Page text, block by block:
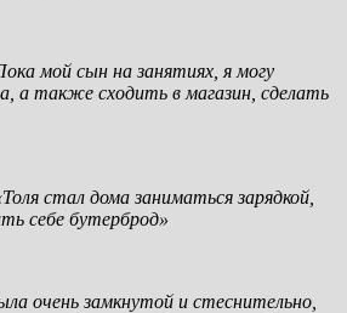
мой сын на занятиях, я могу
а также сходить в магазин, сделать
стал дома заниматься зарядкой,
себе бутерброд»
очень замкнутой и стеснительно,